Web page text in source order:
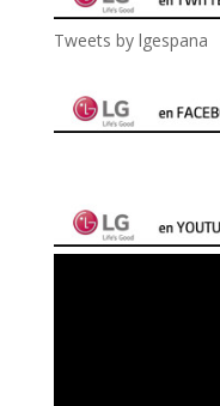
Tweets by lgespana